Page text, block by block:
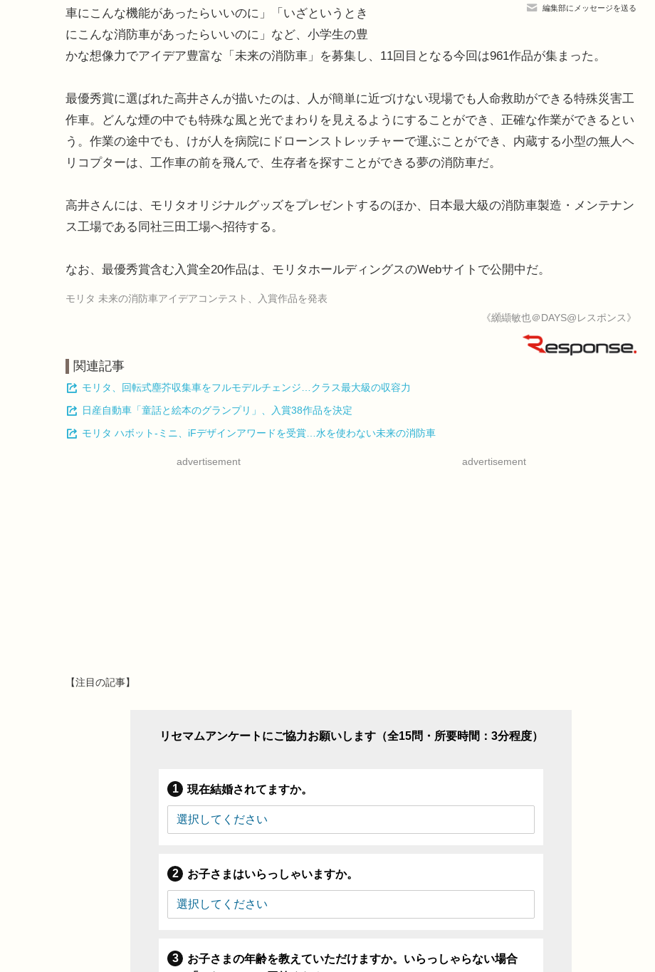
編集部にメッセージを送る
車にこんな機能があったらいいのに」「いざというとき
にこんな消防車があったらいいのに」など、小学生の豊
かな想像力でアイデア豊富な「未来の消防車」を募集し、11回目となる今回は961作品が集まった。
最優秀賞に選ばれた高井さんが描いたのは、人が簡単に近づけない現場でも人命救助ができる特殊災害工
作車。どんな煙の中でも特殊な風と光でまわりを見えるようにすることができ、正確な作業ができるとい
う。作業の途中でも、けが人を病院にドローンストレッチャーで運ぶことができ、内蔵する小型の無人ヘ
リコプターは、工作車の前を飛んで、生存者を探すことができる夢の消防車だ。
高井さんには、モリタオリジナルグッズをプレゼントするのほか、日本最大級の消防車製造・メンテナン
ス工場である同社三田工場へ招待する。
なお、最優秀賞含む入賞全20作品は、モリタホールディングスのWebサイトで公開中だ。
モリタ 未来の消防車アイデアコンテスト、入賞作品を発表
《纐纈敏也＠DAYS@レスポンス》
関連記事
モリタ、回転式塵芥収集車をフルモデルチェンジ…クラス最大級の収容力
日産自動車「童話と絵本のグランプリ」、入賞38作品を決定
モリタ ハボット-ミニ、iFデザインアワードを受賞…水を使わない未来の消防車
advertisement advertisement
【注目の記事】
リセマムアンケートにご協力お願いします（全15問・所要時間：3分程度）
現在結婚されてますか。
お子さまはいらっしゃいますか。
お子さまの年齢を教えていただけますか。いらっしゃらない場合